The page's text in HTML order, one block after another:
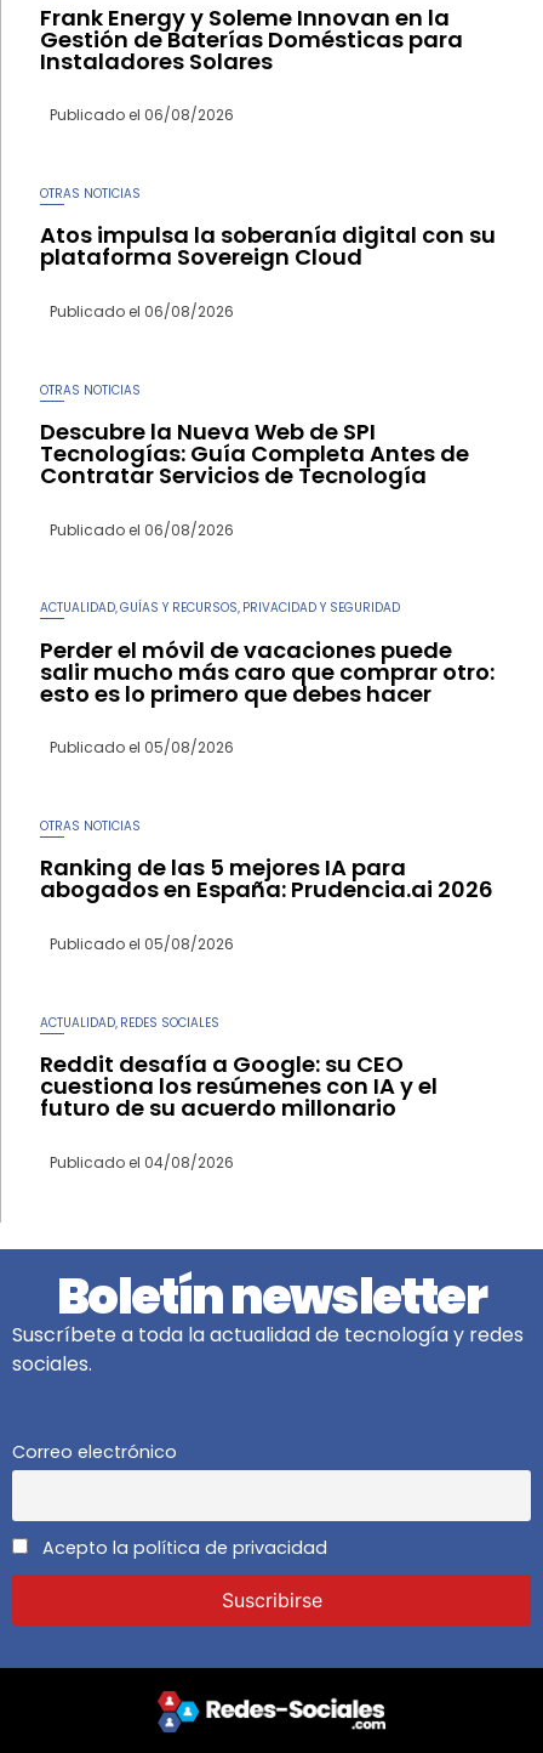
Frank Energy y Soleme Innovan en la
Gestión de Baterías Domésticas para
Instaladores Solares
Publicado el 06/08/2026
OTRAS NOTICIAS
Atos impulsa la soberanía digital con su
plataforma Sovereign Cloud
Publicado el 06/08/2026
OTRAS NOTICIAS
Descubre la Nueva Web de SPI
Tecnologías: Guía Completa Antes de
Contratar Servicios de Tecnología
Publicado el 06/08/2026
ACTUALIDAD,GUÍAS Y RECURSOS, PRIVACIDAD Y SEGURIDAD
Perder el móvil de vacaciones puede
salir mucho más caro que comprar otro:
esto es lo primero que debes hacer
Publicado el 05/08/2026
OTRAS NOTICIAS
Ranking de las 5 mejores IA para
abogados en España: Prudencia.ai 2026
Publicado el 05/08/2026
ACTUALIDAD REDES SOCIALES
Reddit desafía a Google: su CEO
cuestiona los resúmenes con IA y el
futuro de su acuerdo millonario
Publicado el 04/08/2026
Boletín newsletter
Suscríbete a toda la actualidad de tecnología y redes
sociales.
Correo electrónico
Acepto la política de privacidad